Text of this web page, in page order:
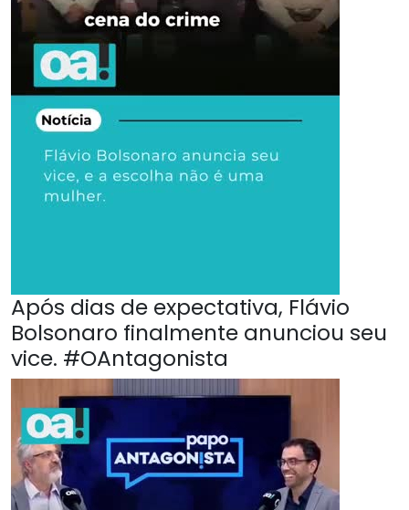
Após dias de expectativa, Flávio
Bolsonaro finalmente anunciou seu
vice. #OAntagonista